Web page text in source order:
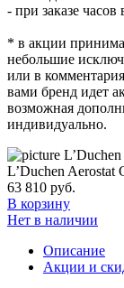
- при заказе
* в акции
небольшие
или в
вами бренд идет
возможная
индивидуально.
L’Duchen Aerostat
63 810 руб.
В корзину
Нет в наличии
Описание
Акции и